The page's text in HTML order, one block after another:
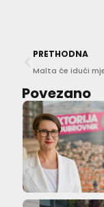
PRETHODNA
Povezano